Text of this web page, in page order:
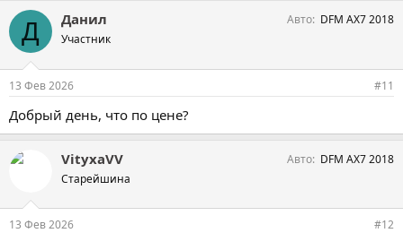
п
т
:
Д Данил
Участник
Авто DFM AX7 2018
13 Фев 2026 #11
Добрый день, что по цене?
VityxaVV
Старейшина
Авто DFM AX7 2018
13 Фев 2026 #12